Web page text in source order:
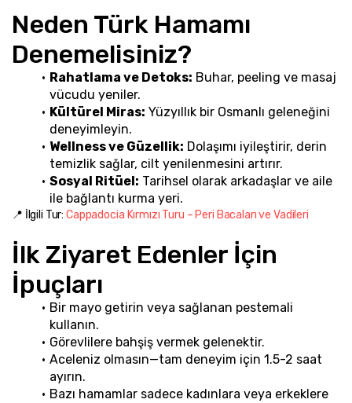
Neden Türk Hamamı
Denemelisiniz?
Rahatlama ve Detoks: Buhar, peeling ve masaj
vücudu yeniler.
Kültürel Miras: Yüzyıllık bir Osmanlı geleneğini
deneyimleyin.
Wellness ve Güzellik: Dolaşımı iyileştirir, derin
temizlik sağlar, cilt yenilenmesini artırır.
Sosyal Ritüel: Tarihsel olarak arkadaşlar ve aile
ile bağlantı kurma yeri.
📍 İlgili Tur: Cappadocia Kırmızı Turu – Peri Bacaları ve Vadileri
İlk Ziyaret Edenler İçin
İpuçları
Bir mayo getirin veya sağlanan pestemali
kullanın.
Görevlilere bahşiş vermek gelenektir.
Aceleniz olmasın—tam deneyim için 1.5-2 saat
ayırın.
Bazı hamamlar sadece kadınlara veya erkeklere